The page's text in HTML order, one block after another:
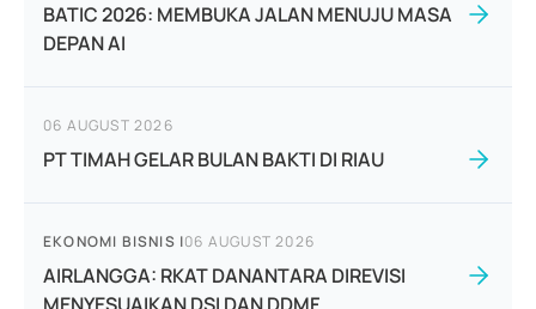
BATIC 2026: MEMBUKA JALAN MENUJU MASA
DEPAN AI
06 AUGUST 2026
PT TIMAH GELAR BULAN BAKTI DI RIAU
EKONOMI BISNIS |06 AUGUST 2026
AIRLANGGA: RKAT DANANTARA DIREVISI